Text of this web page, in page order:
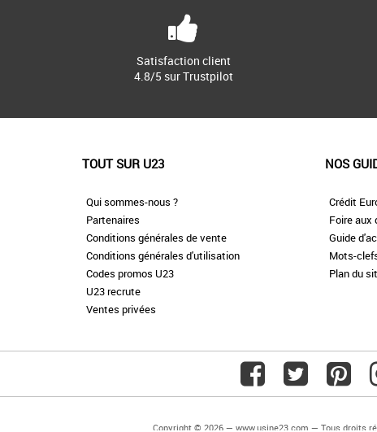
Satisfaction client
4.8/5 sur Trustpilot
TOUT SUR U23
Qui sommes-nous ?
Partenaires
Conditions générales de vente
Conditions générales d'utilisation
Codes promos U23
U23 recrute
Ventes privées
NOS
Crédit
Foire aux
Guide
Mots-
Plan du
Copyright © 2026 — www.usine23.com — Tous droits